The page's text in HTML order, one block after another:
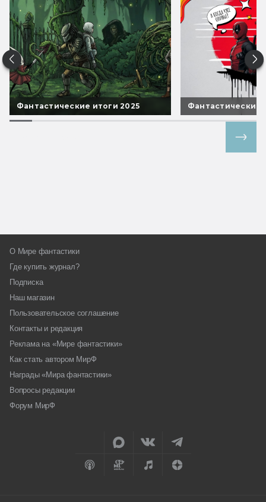
Фантастические итоги 2025 Фантастические
О Мире фантастики
Где купить журнал?
Подписка
Наш магазин
Пользовательское соглашение
Контакты и редакция
Реклама на «Мире фантастики»
Как стать автором МирФ
Награды «Мира фантастики»
Вопросы редакции
Форум МирФ